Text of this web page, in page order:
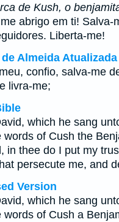
de Kush, o
abrigo em ti! Salva-
Liberta-me!
Almeida Atualizada
confio, salva-me
livra-me;
which he sang
words of Cush the
in thee do I put my
persecute me, and
Version
which he sang
words of Cush a